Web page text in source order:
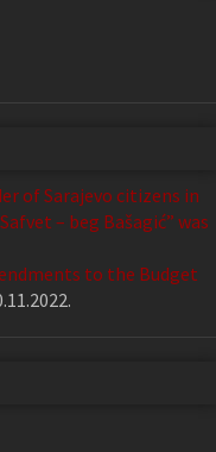
of Sarajevo citizens in
– beg Bašagić” was
to the Budget